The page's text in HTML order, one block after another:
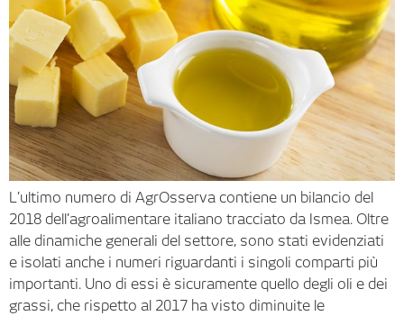
L’ultimo numero di AgrOsserva contiene un bilancio del
2018 dell’agroalimentare italiano tracciato da Ismea. Oltre
alle dinamiche generali del settore, sono stati evidenziati
e isolati anche i numeri riguardanti i singoli comparti più
importanti. Uno di essi è sicuramente quello degli oli e dei
grassi, che rispetto al 2017 ha visto diminuite le